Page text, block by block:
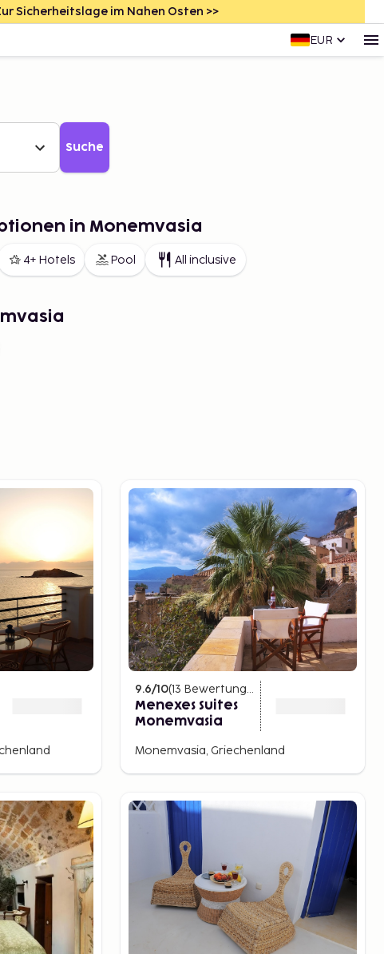
Sicherheitslage im Nahen Osten >>
EUR
Suche
in Monemvasia
4+ Hotels Pool All inclusive
9.6/10(13 Bewertungen )
Menexes Suites
Monemvasia
Monemvasia, Griechenland